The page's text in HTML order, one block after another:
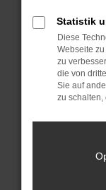
sind.
Veraltete
führen,
Wende
Wenn du
hast,
uns
Statistik
Diese
Webseite
zu
die von
Sie auf
zu schalten,